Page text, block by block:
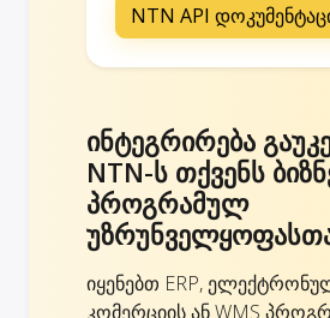
NTN API
ინტეგრირება
NTN-ს თქვენს
პროგრამულ
იყენებთ ERP,
კომერციის ან WMS